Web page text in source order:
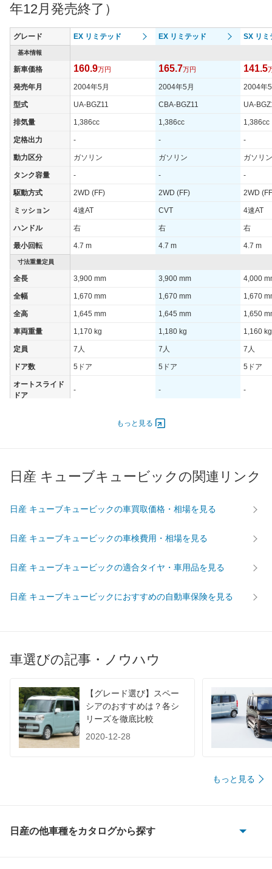
年12月発売終了）
グレード EX リミテッド EX リミテッド SX リミ
基本情報
新車価格 160.9万円 165.7万円 141.5
発売年月 2004年5月 2004年5月 2004年
型式 UA-BGZ11 CBA-BGZ11 UA-
排気量 1,386cc 1,386cc 1,386cc
定格出力 - - -
動力区分 ガソリン ガソリン ガソリン
タンク容量 - - -
駆動方式 2WD (FF) 2WD (FF) 2WD
ミッション 4速AT CVT 4速AT
ハンドル 右 右 右
最小回転 4.7 m 4.7 m 4.7 m
寸法重量定員
全長 3,900 mm 3,900 mm 4,000
全幅 1,670 mm 1,670 mm 1,670
全高 1,645 mm 1,645 mm 1,650
車両重量 1,170 kg 1,180 kg 1,160 kg
定員 7人 7人 7人
ドア数 5ドア 5ドア 5ドア
オートスライド
ドア
- - -
72.00 [98]/ 5,600 72.00 [98]/ 5,600
タイヤ
後輪サイズ 175/60R15 81H 175/60R15 81H 175/
WLTC/市街地 -
WLTC/高速道路 - -
60km定地 -
もっと見る
日産 キューブキュービックの関連リンク
日産 キューブキュービックの車買取価格・相場を見る
日産 キューブキュービックの車検費用・相場を見る
日産 キューブキュービックの適合タイヤ・車用品を見る
日産 キューブキュービックにおすすめの自動車保険を見る
車選びの記事・ノウハウ
【グレード選び】スペー
シアのおすすめは？各シ
リーズを徹底比較
2020-12-28
もっと見る
日産の他車種をカタログから探す